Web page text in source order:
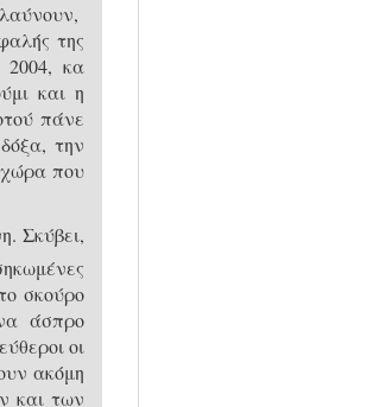
της
2004, κα
και η
πάνε
την
χώρα που
Σκύβει,
σκούρο
άσπρο
οι
ακόμη
και των